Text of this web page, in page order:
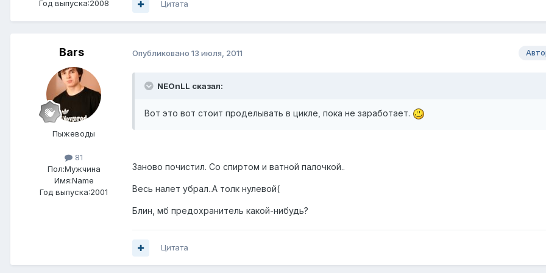
Год выпуска:2008 Цитата
Bars
Пыжеводы
81
Пол:Мужчина
Имя:Name
Год выпуска:2001
Опубликовано 13 июля, 2011
NEOnLL сказал:
Вот это вот стоит проделывать в цикле, пока не заработает.
Заново почистил. Со спиртом и ватной палочкой..
Весь налет убрал..А толк нулевой(
Блин, мб предохранитель какой-нибудь?
Цитата